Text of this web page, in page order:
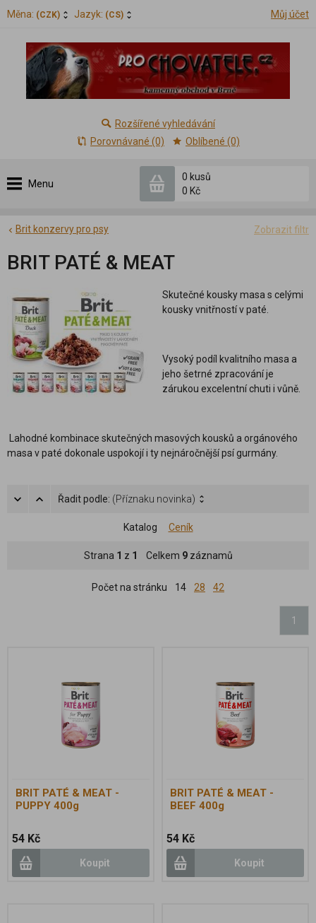
Měna: (CZK) Jazyk: (CS) Můj účet
Menu
0 kusů
0 Kč
Rozšířené vyhledávání
Porovnávané (0)
Oblíbené (0)
Zobrazit filtr
Brit konzervy pro psy
BRIT PATÉ & MEAT
Skutečné kousky masa s celými
kousky vnitřností v paté.
Vysoký podíl kvalitního masa a
jeho šetrné zpracování je
zárukou excelentní chuti i vůně.
Lahodné kombinace skutečných masových kousků a orgánového
masa v paté dokonale uspokojí i ty nejnáročnější psí gurmány.
Řadit podle: (Příznaku novinka)
Katalog Ceník
Strana 1 z 1 Celkem 9záznamů
Počet na stránku 14 28 42
1
BRIT PATÉ & MEAT -
PUPPY 400g
54 Kč
Koupit
BRIT PATÉ & MEAT -
BEEF 400g
54 Kč
Koupit